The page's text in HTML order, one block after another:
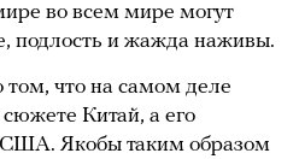
во всем мире могут
подлость и жажда наживы.
том, что на самом деле
Китай, а его
США. Якобы таким образом